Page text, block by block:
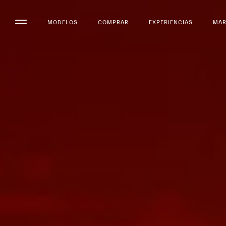
MODELOS COMPRAR EXPERIENCIAS